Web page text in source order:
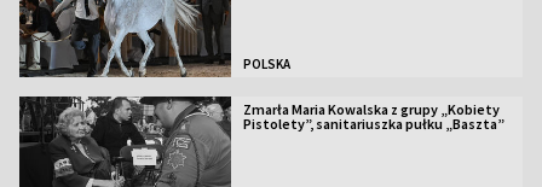
POLSKA
Zmarła Maria Kowalska z grupy „Kobiety
Pistolety”, sanitariuszka pułku „Baszta”